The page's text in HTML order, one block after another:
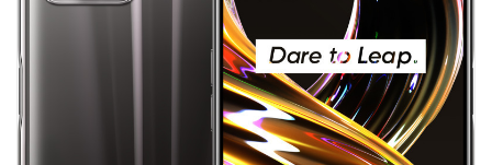
Hardware
Αναλώσιμα